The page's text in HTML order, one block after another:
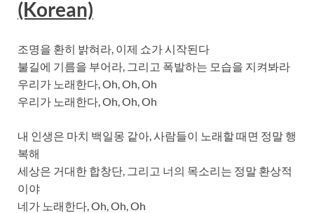
(Korean)
조명을 환히 밝혀라, 이제 쇼가 시작된다
불길에 기름을 부어라, 그리고 폭발하는 모습을 지켜봐라
우리가 노래한다, Oh, Oh, Oh
우리가 노래한다, Oh, Oh, Oh
내 인생은 마치 백일몽 같아, 사람들이 노래할 때면 정말 행
복해
세상은 거대한 합창단, 그리고 너의 목소리는 정말 환상적
이야
네가 노래한다, Oh, Oh, Oh